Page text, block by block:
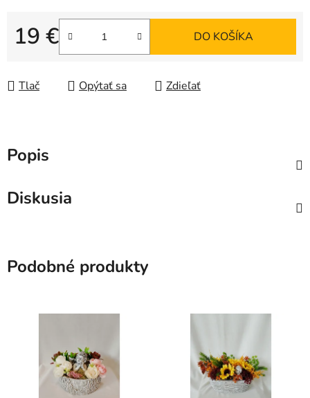
19 €
Jednotková cena:
DO KOŠÍKA
Tlač Opýtať sa Zdieľať
Popis
Diskusia
Podobné produkty